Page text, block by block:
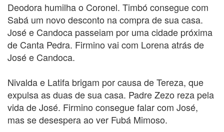
Deodora humilha o Coronel. Timbó consegue com
Sabá um novo desconto na compra de sua casa.
José e Candoca passeiam por uma cidade próxima
de Canta Pedra. Firmino vai com Lorena atrás de
José e Candoca.
Nivalda e Latifa brigam por causa de Tereza, que
expulsa as duas de sua casa. Padre Zezo reza pela
vida de José. Firmino consegue falar com José,
mas se desespera ao ver Fubá Mimoso.